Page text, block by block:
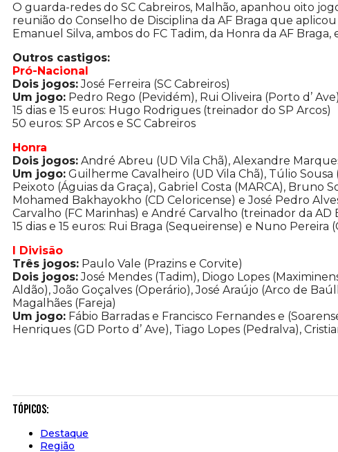
O guarda-redes do SC Cabreiros, Malhão, apanhou oito
reunião do Conselho de Disciplina da AF Braga que
Emanuel Silva, ambos do FC Tadim, da Honra da AF
Outros castigos:
Pró-Nacional
Dois jogos:José Ferreira (SC Cabreiros)
Um jogo: Pedro Rego (Pevidém), Rui Oliveira (Porto d’
15 dias e 15 euros: Hugo Rodrigues (treinador do SP Arcos)
50 euros: SP Arcos e SC Cabreiros
Honra
Dois jogos: André Abreu (UD Vila Chã), Alexandre
Um jogo: Guilherme Cavalheiro (UD Vila Chã), Túlio Sousa
Peixoto (Águias da Graça), Gabriel Costa (MARCA), Bruno
Mohamed Bakhayokho (CD Celoricense) e José Pedro
Carvalho (FC Marinhas) e André Carvalho (treinador da AD
15 dias e 15 euros: Rui Braga (Sequeirense) e Nuno Pereira
I Divisão
Três jogos: Paulo Vale (Prazins e Corvite)
Dois jogos:José Mendes (Tadim), Diogo Lopes
Aldão), João Goçalves (Operário), José Araújo (Arco de
Magalhães (Fareja)
Um jogo: Fábio Barradas e Francisco Fernandes e
Henriques (GD Porto d’ Ave), Tiago Lopes (Pedralva),
Tópicos:
Destaque
Região